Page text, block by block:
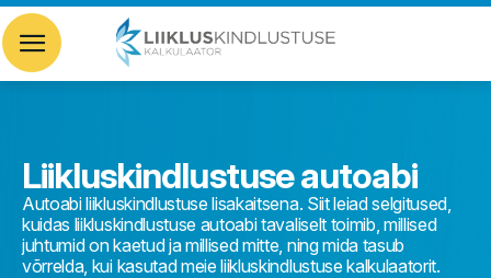
Liikluskindlustuse autoabi
Autoabi liikluskindlustuse lisakaitsena. Siit leiad selgitused,
kuidas liikluskindlustuse autoabi tavaliselt toimib, millised
juhtumid on kaetud ja millised mitte, ning mida tasub
võrrelda, kui kasutad meie liikluskindlustuse kalkulaatorit.